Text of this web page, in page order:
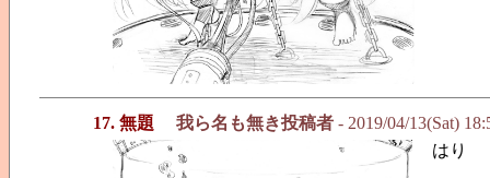
17. 無題 我ら名も無き投稿者 - 2019/04/13(Sat)
はり